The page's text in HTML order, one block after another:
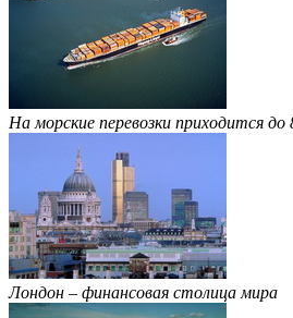
На морские перевозки приходится до
Лондон – финансовая столица мира